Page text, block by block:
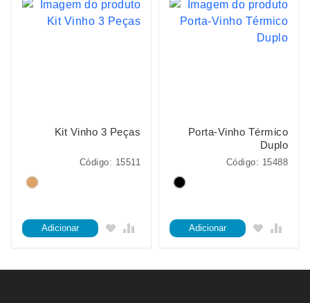
Kit Vinho 3 Peças
Código: 15511
Adicionar
Porta-Vinho Térmico
Duplo
Código: 15488
Adicionar